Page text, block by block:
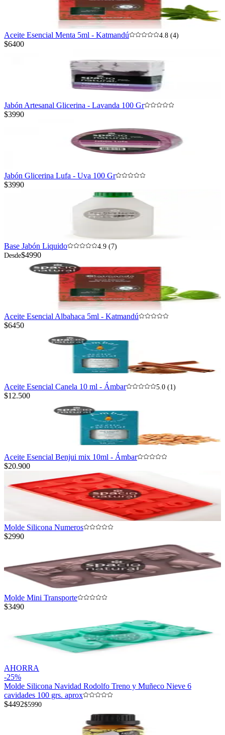
Aceite Esencial Menta 5ml - Katmandú 4.8 (4)
$6400
Jabón Artesanal Glicerina - Lavanda 100 Gr
$3990
Jabón Glicerina Lufa - Uva 100 Gr
$3990
Base Jabón Liquido
4.9 (7)
Desde$4990
Aceite Esencial Albahaca 5ml - Katmandú
$6450
Aceite Esencial Canela 10 ml - Ámbar 5.0 (1)
$12.500
Aceite Esencial Benjui mix 10ml - Ámbar
$20.900
Molde Silicona Numeros
$2990
Molde Mini Transporte
$3490
AHORRA
-25%
Molde Silicona Navidad Rodolfo Treno y Muñeco Nieve 6
cavidades 100 grs. aprox
$4492$5990